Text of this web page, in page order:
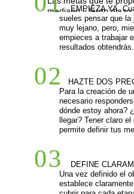
mediano y largo plazo.
ORGANÍZATE.
has propuesto,
presupuesto, controla
eches mano a tu
EMPIEZA A
tomar la rienda de tus
ahorrar. Un fondo de
07 NO HAY UNA
diferentes formas de
ejemplo, para cada
EMPIEZA YA.
sueles pensar que
muy lejano, pero,
empieces a trabajar
resultados obtendrás.
02
HAZTE DOS
Para la creación de
necesario
dónde estoy ahora?
llegar? Tener claro
permite definir tus
03
DEFINE
Una vez definido el
establece